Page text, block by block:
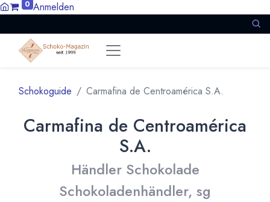
0 Anmelden
Schokoguide Carmafina de Centroamérica S.A.
Carmafina de Centroamérica
S.A.
Händler Schokolade
Schokoladenhändler, sg